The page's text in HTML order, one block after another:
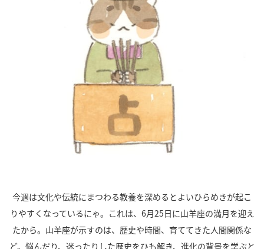
今週は文化や伝統にまつわる教養を深めるとよいひらめきが起こ
りやすくなっているにゃ。これは、 6月25日に山羊座の満月を迎え
たから。山羊座が示すのは、歴史や時間、育ててきた人間関係な
ど。悩んだり、迷ったりした歴史をひも解き、進化の背景を学ぶと